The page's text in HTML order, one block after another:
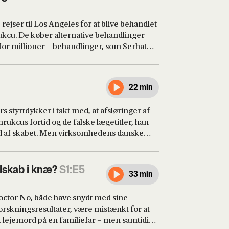
til Los Angeles for at blive behandlet
De køber alternative behandlinger
millioner – behandlinger, som Serhat
sig at være én stor løgn.
22 min
styrtdykker i takt med, at afsløringer af
fortid og de falske lægetitler, han
skabet. Men virksomhedens danske
hele, i maj 2022 bliver anholdt, fængslet
et veltilrettelagt lejemord på en mand,
han i virkeligheden er.
i knæ?S1:E5 33 min
No, både have snydt med sine
være mistænkt for at
på en familiefar – men samtidig